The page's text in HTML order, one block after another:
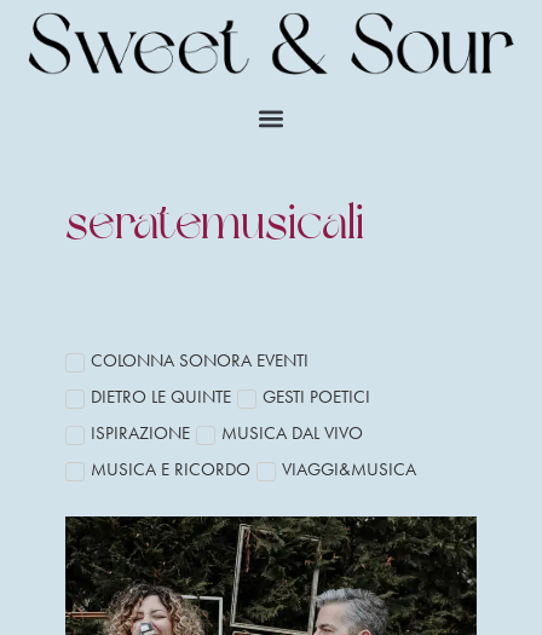
seratemusicali
COLONNA SONORA EVENTI
DIETRO LE QUINTE
GESTI POETICI
ISPIRAZIONE
MUSICA DAL VIVO
MUSICA E RICORDO
VIAGGI&MUSICA